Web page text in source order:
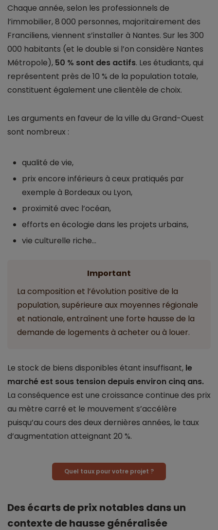
Chaque année, selon les professionnels de
l’immobilier, 8 000 personnes, majoritairement des
Franciliens, viennent s’installer à Nantes. Sur les 300
000 habitants (et le double si l’on considère Nantes
Métropole), 50 % sont des actifs. Les étudiants, qui
représentent près de 10 % de la population totale,
constituent également une clientèle de choix.
Les arguments en faveur de la ville du Grand-Ouest
sont nombreux :
qualité de vie,
prix encore inférieurs à ceux pratiqués par
exemple à Bordeaux ou Lyon,
proximité avec l’océan,
efforts en écologie dans les projets urbains,
vie culturelle riche…
Important
La composition et l’évolution positive de la
population, supérieure aux moyennes régionale
et nationale, entraînent une forte hausse de la
demande de logements à acheter ou à louer.
Le stock de biens disponibles étant insuffisant, le
marché est sous tension depuis environ cinq ans.
La conséquence est une croissance continue des prix
au mètre carré et le mouvement s’accélère
puisqu’au cours des deux dernières années, le taux
d’augmentation atteignant 20 %.
Quel taux pour votre projet ?
Des écarts de prix notables dans un
contexte de hausse généralisée